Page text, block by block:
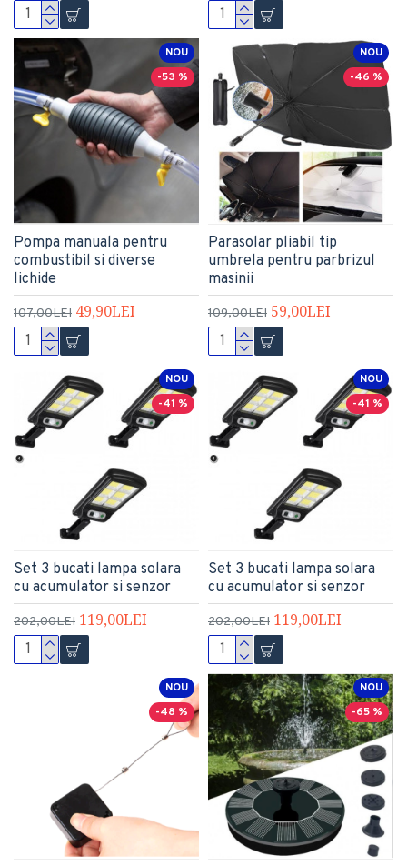
NOU
-53 %
Pompa manuala pentru
combustibil si diverse
lichide
107,00LEI 49,90LEI
NOU
-46 %
Parasolar pliabil tip
umbrela pentru parbrizul
masinii
109,00LEI 59,00LEI
NOU
-41 %
Set 3 bucati lampa solara
cu acumulator si senzor
202,00LEI 119,00LEI
NOU
-41 %
Set 3 bucati lampa solara
cu acumulator si senzor
202,00LEI 119,00LEI
NOU
-48 %
NOU
-65 %